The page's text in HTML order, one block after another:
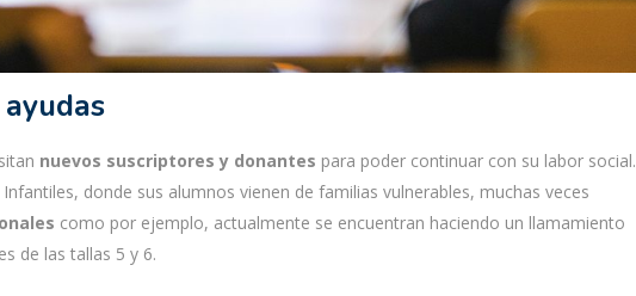
nuevos suscriptores y donantes para poder continuar con su labor social.
Infantiles, donde sus alumnos vienen de familias vulnerables, muchas veces
como por ejemplo, actualmente se encuentran haciendo un llamamiento
de las tallas 5 y 6.